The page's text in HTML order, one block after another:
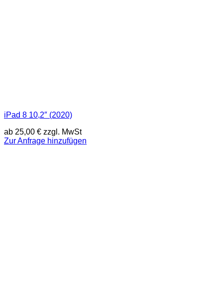
iPad 8 10,2″ (2020)
ab 25,00 € zzgl. MwSt
Zur Anfrage hinzufügen